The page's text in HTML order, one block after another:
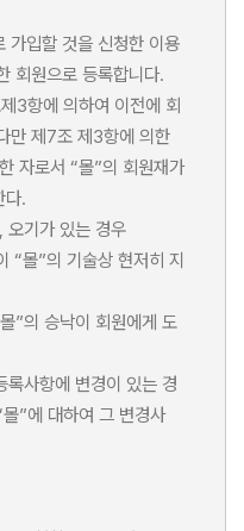
입할 것을 신청한 이용
회원으로 등록합니다.
3항에 의하여 이전에 회
만 제7조 제3항에 의한
로서 “몰”의 회원재가
다.
기가 있는 경우
몰”의 기술상 현저히 지
”의 승낙이 회원에게 도
사항에 변경이 있는 경
”에 대하여 그 변경사